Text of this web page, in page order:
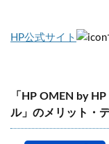
HP公式サイト
「HP OMEN by
ル」のメリット・